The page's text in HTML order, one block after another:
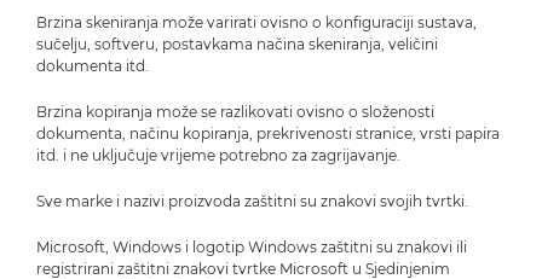
Brzina skeniranja može varirati ovisno o konfiguraciji sustava,
sučelju, softveru, postavkama načina skeniranja, veličini
dokumenta itd.
Brzina kopiranja može se razlikovati ovisno o složenosti
dokumenta, načinu kopiranja, prekrivenosti stranice, vrsti papira
itd. i ne uključuje vrijeme potrebno za zagrijavanje.
Sve marke i nazivi proizvoda zaštitni su znakovi svojih tvrtki.
Microsoft, Windows i logotip Windows zaštitni su znakovi ili
registrirani zaštitni znakovi tvrtke Microsoft u Sjedinjenim